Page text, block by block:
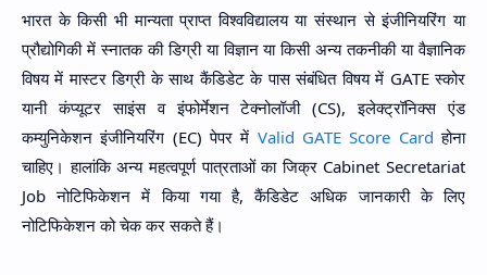
Official Website
भारत के किसी भी मान्यता प्राप्त विश्वविद्यालय या संस्थान से इंजीनियरिंग या
प्रौद्योगिकी में स्नातक की डिग्री या विज्ञान या किसी अन्य तकनीकी या वैज्ञानिक
विषय में मास्टर डिग्री के साथ कैंडिडेट के पास संबंधित विषय में GATE स्कोर
यानी कंप्यूटर साइंस व इंफोर्मेशन टेक्नोलॉजी (CS), इलेक्ट्रॉनिक्स एंड
कम्युनिकेशन इंजीनियरिंग (EC) पेपर में Valid GATE Score Card होना
चाहिए। हालांकि अन्य महत्वपूर्ण पात्रताओं का जिक्र Cabinet Secretariat
Job नोटिफिकेशन में किया गया है, कैंडिडेट अधिक जानकारी के लिए
नोटिफिकेशन को चेक कर सकते हैं।